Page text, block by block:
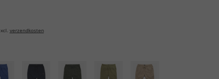
verzendkosten